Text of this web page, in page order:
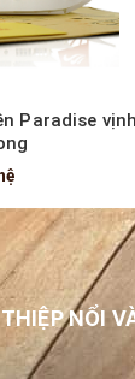
Paradise vịnh
NỔI